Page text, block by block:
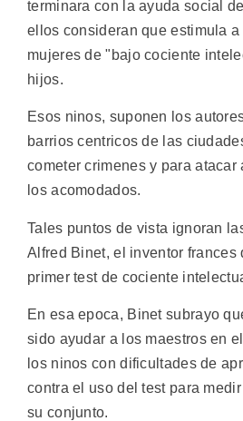
terminara con la ayuda social
ellos consideran que estimula
mujeres de "bajo cociente
hijos.
Esos ninos, suponen los
barrios centricos de las
cometer crimenes y para atacar
los acomodados.
Tales puntos de vista ignoran
Alfred Binet, el inventor frances
primer test de cociente
En esa epoca, Binet subrayo
sido ayudar a los maestros en
los ninos con dificultades de
contra el uso del test para
su conjunto.